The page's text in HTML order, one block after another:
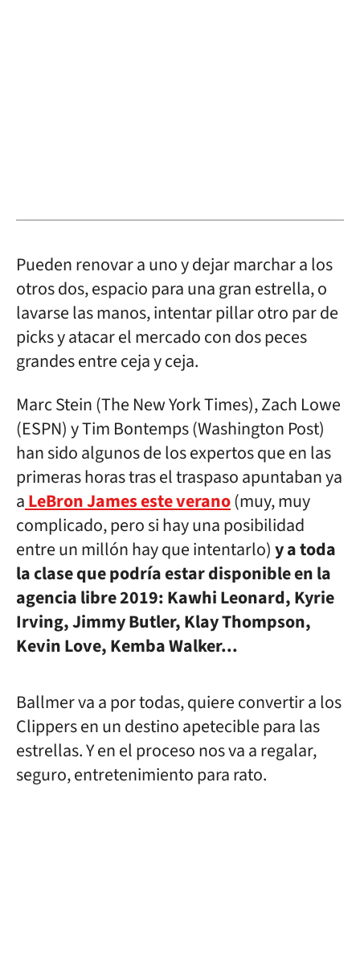
Pueden renovar a uno y dejar marchar a los
otros dos, espacio para una gran estrella, o
lavarse las manos, intentar pillar otro par de
picks y atacar el mercado con dos peces
grandes entre ceja y ceja.
Marc Stein (The New York Times), Zach Lowe
(ESPN) y Tim Bontemps (Washington Post)
han sido algunos de los expertos que en las
primeras horas tras el traspaso apuntaban ya
aLeBron James este verano(muy, muy
complicado, pero si hay una posibilidad
entre un millón hay que intentarlo)y a toda
la clase que podría estar disponible en la
agencia libre 2019: Kawhi Leonard, Kyrie
Irving, Jimmy Butler, Klay Thompson,
Kevin Love, Kemba Walker...
Ballmer va a por todas, quiere convertir a los
Clippers en un destino apetecible para las
estrellas. Y en el proceso nos va a regalar,
seguro, entretenimiento para rato.